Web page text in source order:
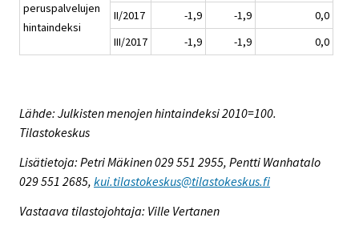
peruspalvelujen
hintaindeksi
II/2017
-1,9 -1,9
0,0
III/2017
-1,9 -1,9 0,0
Lähde: Julkisten menojen hintaindeksi 2010=100.
Tilastokeskus
Lisätietoja: Petri Mäkinen 029 551 2955, Pentti Wanhatalo
029 551 2685, kui.tilastokeskus@tilastokeskus.fi
Vastaava tilastojohtaja: Ville Vertanen